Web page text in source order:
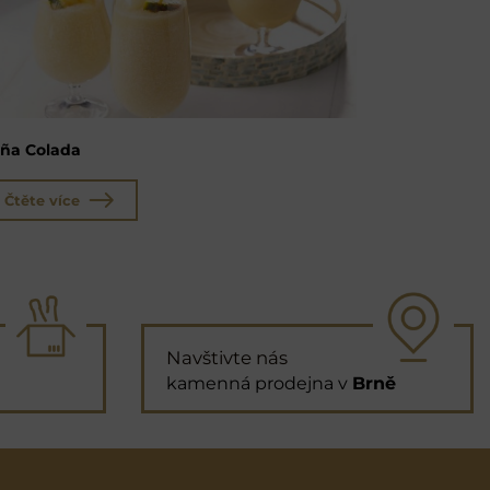
Colada
Čtěte více
Navštivte nás
kamenná prodejna v Brně